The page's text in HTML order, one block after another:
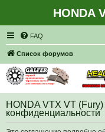
HONDA
FAQ
Список форумов
HONDA VTX VT
конфиденциальности